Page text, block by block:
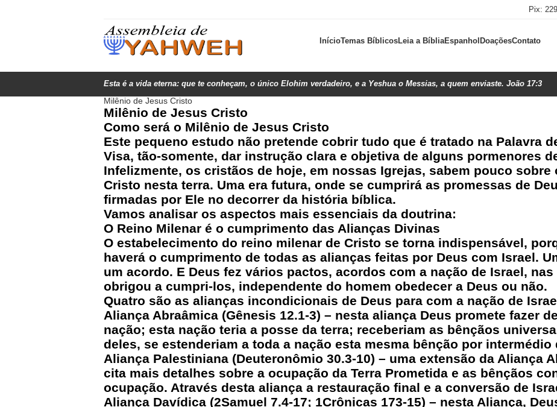
Pix:
InícioTemas BíblicosLeia a BíbliaEspanholDoaçõesContato
Esta é a vida eterna: que te conheçam, o único Elohim verdadeiro, e a Yeshua o Messias, a quem enviaste. João 17:3
Milênio de Jesus Cristo
Milênio de Jesus Cristo
Como será o Milênio de Jesus Cristo
Este pequeno estudo não pretende cobrir tudo que é tratado na Palavra
Visa, tão-somente, dar instrução clara e objetiva de alguns pormenores
Infelizmente, os cristãos de hoje, em nossas Igrejas, sabem pouco sobre
Cristo nesta terra. Uma era futura, onde se cumprirá as promessas de
firmadas por Ele no decorrer da história bíblica.
Vamos analisar os aspectos mais essenciais da doutrina:
O Reino Milenar é o cumprimento das Alianças Divinas
O estabelecimento do reino milenar de Cristo se torna indispensável,
haverá o cumprimento de todas as alianças feitas por Deus com Israel.
um acordo. E Deus fez vários pactos, acordos com a nação de Israel,
obrigou a cumpri-los, independente do homem obedecer a Deus ou não.
Quatro são as alianças incondicionais de Deus para com a nação de
Aliança Abraâmica (Gênesis 12.1-3) – nesta aliança Deus promete fazer
nação; esta nação teria a posse da terra; receberiam as bênçãos
deles, se estenderiam a toda a nação esta mesma bênção por intermédio
Aliança Palestiniana (Deuteronômio 30.3-10) – uma extensão da Aliança
cita mais detalhes sobre a ocupação da Terra Prometida e as bênçãos
ocupação. Através desta aliança a restauração final e a conversão de
Aliança Davídica (2Samuel 7.4-17; 1Crônicas 173-15) – nesta Aliança,